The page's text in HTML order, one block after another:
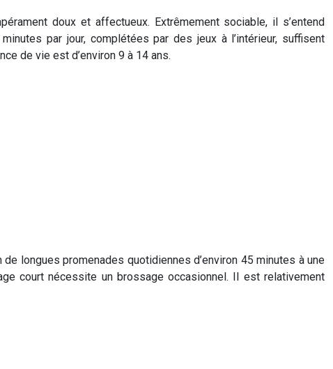
doux et affectueux. Extrêmement sociable, il s’entend
par jour, complétées par des jeux à l’intérieur, suffisent
de vie est d’environ 9 à 14 ans.
longues promenades quotidiennes d’environ 45 minutes à une
court nécessite un brossage occasionnel. Il est relativement